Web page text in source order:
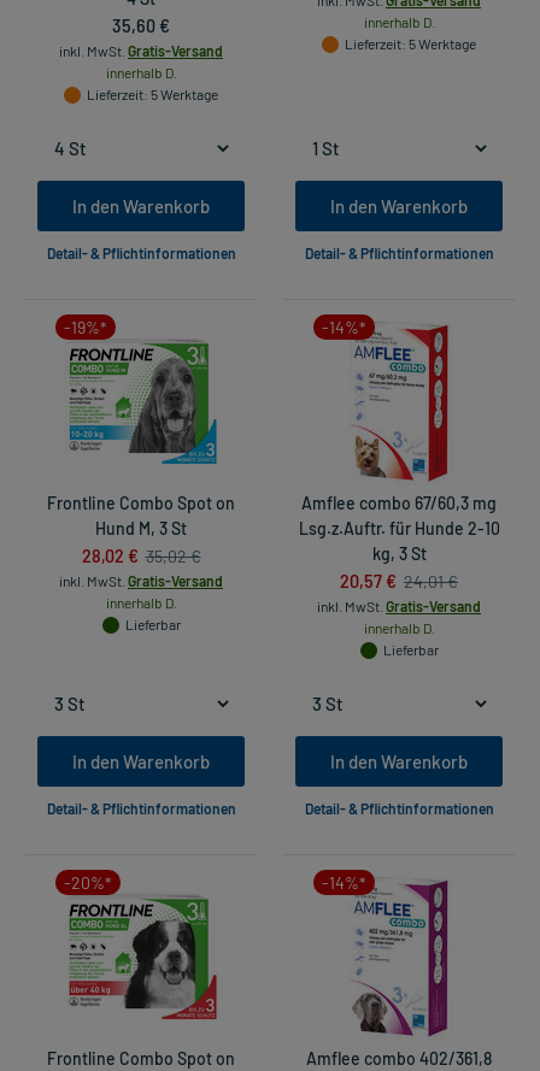
35,60 €
inkl. MwSt. Gratis-Versand
innerhalb D.
Lieferzeit: 5 Werktage
In den Warenkorb
Detail- & Pflichtinformationen
innerhalb D.
Lieferzeit: 5 Werktage
In den Warenkorb
Detail- & Pflichtinformationen
-19%*
Frontline Combo Spot on
Hund M, 3 St
28,02 € 35,02 €
inkl. MwSt. Gratis-Versand
innerhalb D.
Lieferbar
In den Warenkorb
Detail- & Pflichtinformationen
-14%*
Amflee combo 67/60,3 mg
Lsg.z.Auftr. für Hunde 2-10
kg, 3 St
20,57 € 24,01 €
inkl. MwSt. Gratis-Versand
innerhalb D.
Lieferbar
In den Warenkorb
Detail- & Pflichtinformationen
-20%*
Frontline Combo Spot on
-14%*
Amflee combo 402/361,8